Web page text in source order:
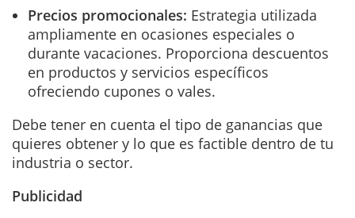
Precios promocionales: Estrategia utilizada
ampliamente en ocasiones especiales o
durante vacaciones. Proporciona descuentos
en productos y servicios específicos
ofreciendo cupones o vales.
Debe tener en cuenta el tipo de ganancias que
quieres obtener y lo que es factible dentro de tu
industria o sector.
Publicidad